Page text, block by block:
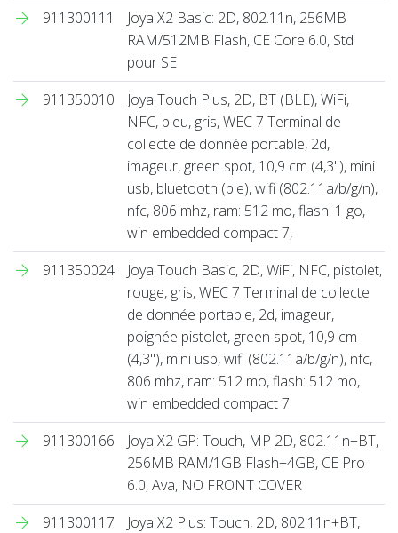
911300111
Joya X2 Basic: 2D, 802.11n, 256MB
RAM/512MB Flash, CE Core 6.0, Std
pour SE
911350010
Joya Touch Plus, 2D, BT (BLE), WiFi,
NFC, bleu, gris, WEC 7 Terminal de
collecte de donnée portable, 2d,
imageur, green spot, 10,9 cm (4,3''), mini
usb, bluetooth (ble), wifi (802.11a/b/g/n),
nfc, 806 mhz, ram: 512 mo, flash: 1 go,
win embedded compact 7,
911350024
Joya Touch Basic, 2D, WiFi, NFC, pistolet,
rouge, gris, WEC 7 Terminal de collecte
de donnée portable, 2d, imageur,
poignée pistolet, green spot, 10,9 cm
(4,3''), mini usb, wifi (802.11a/b/g/n), nfc,
806 mhz, ram: 512 mo, flash: 512 mo,
win embedded compact 7
911300166
Joya X2 GP: Touch, MP 2D, 802.11n+BT,
256MB RAM/1GB Flash+4GB, CE Pro
6.0, Ava, NO FRONT COVER
911300117
Joya X2 Plus: Touch, 2D, 802.11n+BT,